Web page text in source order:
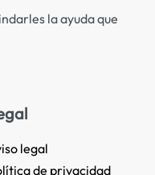
la ayuda que
legal
de privacidad